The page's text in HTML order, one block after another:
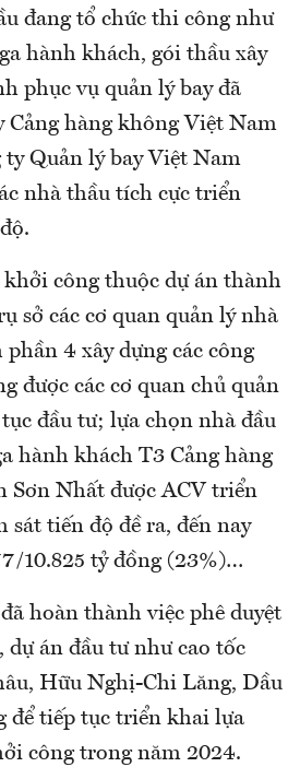
đang tổ chức thi công như
hành khách, gói thầu xây
phục vụ quản lý bay đã
Cảng hàng không Việt Nam
ty Quản lý bay Việt Nam
nhà thầu tích cực triển
khởi công thuộc dự án thành
sở các cơ quan quản lý nhà
4 xây dựng các công
được các cơ quan chủ quản
đầu tư; lựa chọn nhà đầu
hành khách T3 Cảng hàng
Sơn Nhất được ACV triển
sát tiến độ đề ra, đến nay
10.825 tỷ đồng (23%)…
hoàn thành việc phê duyệt
dự án đầu tư như cao tốc
Hữu Nghị-Chi Lăng, Dầu
để tiếp tục triển khai lựa
công trong năm 2024.